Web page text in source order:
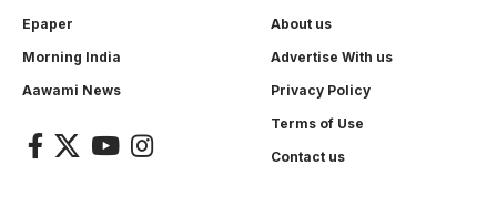
Epaper
Morning India
Aawami News
About us
Advertise With us
Privacy Policy
Terms of Use
Contact us